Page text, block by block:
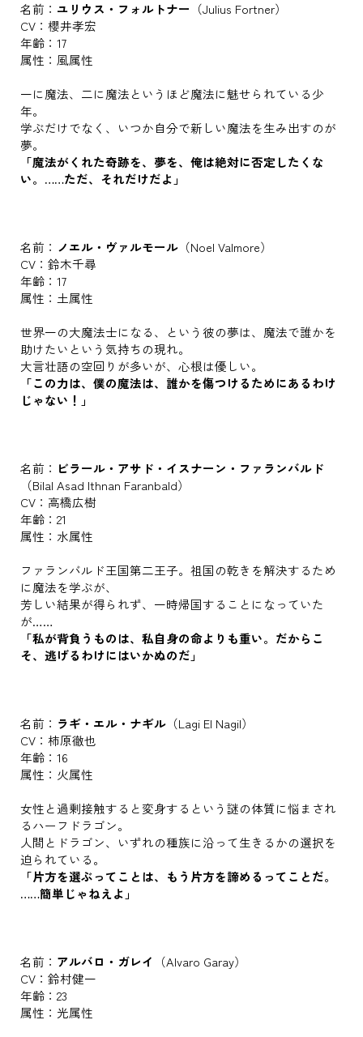
名前： ユリウス・フォルトナー （Julius Fortner）
CV：櫻井孝宏
年齢：17
属性：風属性
一に魔法、二に魔法というほど魔法に魅せられている少
年。
学ぶだけでなく、いつか自分で新しい魔法を生み出すのが
夢。
「魔法がくれた奇跡を、夢を、俺は絶対に否定したくな
い。……ただ、それだけだよ」
名前： ノエル・ヴァルモール（Noel Valmore）
CV：鈴木千尋
年齢：17
属性：土属性
世界一の大魔法士になる、という彼の夢は、魔法で誰かを
助けたいという気持ちの現れ。
大言壮語の空回りが多いが、心根は優しい。
「この力は、僕の魔法は、誰かを傷つけるためにあるわけ
じゃない！」
名前： ビラール・アサド・イスナーン・ファランバルド
（Bilal Asad Ithnan Faranbald）
CV：高橋広樹
年齢：21
属性：水属性
ファランバルド王国第二王子。祖国の乾きを解決するため
に魔法を学ぶが、
芳しい結果が得られず、一時帰国することになっていた
が……
「私が背負うものは、私自身の命よりも重い。だからこ
そ、逃げるわけにはいかぬのだ」
名前： ラギ・エル・ナギル（Lagi El Nagil）
CV：柿原徹也
年齢：16
属性：火属性
女性と過剰接触すると変身するという謎の体質に悩まされ
るハーフドラゴン。
人間とドラゴン、いずれの種族に沿って生きるかの選択を
迫られている。
「片方を選ぶってことは、もう片方を諦めるってことだ。
……簡単じゃねえよ」
名前： アルバロ・ガレイ
（Alvaro Garay）
CV：鈴村健一
年齢：23
属性：光属性